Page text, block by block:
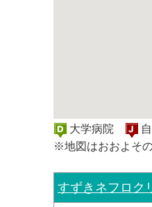
大学病院
※地図はおおよそ
すずきネフロク